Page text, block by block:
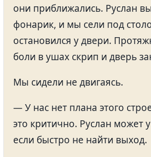
они приближались. Руслан
фонарик, и мы сели под
остановился у двери.
боли в ушах скрип и дверь
Мы сидели не двигаясь.
— У нас нет плана этого
это критично. Руслан может
если быстро не найти выход.